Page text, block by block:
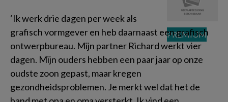
‘Ik werk drie dagen per week als
grafisch vormgever en heb daarnaast een grafisch
ontwerpbureau. Mijn partner Richard werkt vier
dagen. Mijn ouders hebben een paar jaar op onze
oudste zoon gepast, maar kregen
gezondheidsproblemen. Je merkt wel dat het de